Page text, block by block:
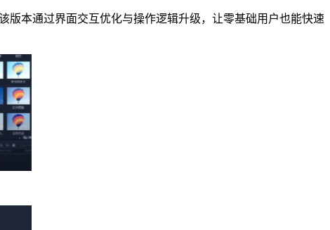
版本通过界面交互优化与操作逻辑升级，让零基础用户也能快速